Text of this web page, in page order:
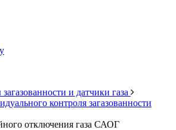
и датчики газа
контроля загазованности
отключения газа САОГ